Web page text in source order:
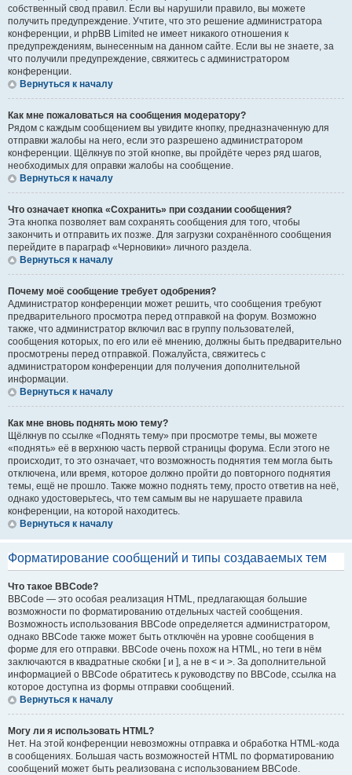
собственный свод правил. Если вы нарушили правило, вы можете
получить предупреждение. Учтите, что это решение администратора
конференции, и phpBB Limited не имеет никакого отношения к
предупреждениям, вынесенным на данном сайте. Если вы не знаете, за
что получили предупреждение, свяжитесь с администратором
конференции.
Вернуться к началу
Как мне пожаловаться на сообщения модератору?
Рядом с каждым сообщением вы увидите кнопку, предназначенную для
отправки жалобы на него, если это разрешено администратором
конференции. Щёлкнув по этой кнопке, вы пройдёте через ряд шагов,
необходимых для оправки жалобы на сообщение.
Вернуться к началу
Что означает кнопка «Сохранить» при создании сообщения?
Эта кнопка позволяет вам сохранять сообщения для того, чтобы
закончить и отправить их позже. Для загрузки сохранённого сообщения
перейдите в параграф «Черновики» личного раздела.
Вернуться к началу
Почему моё сообщение требует одобрения?
Администратор конференции может решить, что сообщения требуют
предварительного просмотра перед отправкой на форум. Возможно
также, что администратор включил вас в группу пользователей,
сообщения которых, по его или её мнению, должны быть предварительно
просмотрены перед отправкой. Пожалуйста, свяжитесь с
администратором конференции для получения дополнительной
информации.
Вернуться к началу
Как мне вновь поднять мою тему?
Щёлкнув по ссылке «Поднять тему» при просмотре темы, вы можете
«поднять» её в верхнюю часть первой страницы форума. Если этого не
происходит, то это означает, что возможность поднятия тем могла быть
отключена, или время, которое должно пройти до повторного поднятия
темы, ещё не прошло. Также можно поднять тему, просто ответив на неё,
однако удостоверьтесь, что тем самым вы не нарушаете правила
конференции, на которой находитесь.
Вернуться к началу
Форматирование сообщений и типы создаваемых тем
Что такое BBCode?
BBCode — это особая реализация HTML, предлагающая большие
возможности по форматированию отдельных частей сообщения.
Возможность использования BBCode определяется администратором,
однако BBCode также может быть отключён на уровне сообщения в
форме для его отправки. BBCode очень похож на HTML, но теги в нём
заключаются в квадратные скобки [ и ], а не в < и >. За дополнительной
информацией о BBCode обратитесь к руководству по BBCode, ссылка на
которое доступна из формы отправки сообщений.
Вернуться к началу
Могу ли я использовать HTML?
Нет. На этой конференции невозможны отправка и обработка HTML-кода
в сообщениях. Большая часть возможностей HTML по форматированию
сообщений может быть реализована с использованием BBCode.